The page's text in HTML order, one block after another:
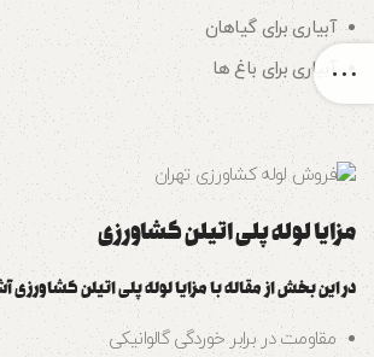
آبیاری برای گیاهان
آبیاری برای باغ ها
مزایا لوله پلی اتیلن کشاورزی
در این بخش از مقاله با مزایا لوله پلی اتیلن
مقاومت در برابر خوردگی گالوانیکی